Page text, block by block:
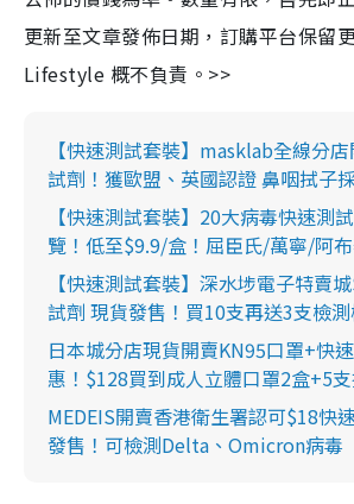
更新至文章發佈日期，訂購平台保留
Lifestyle 概不負責。>>
【快速測試套裝】masklab全線分
試劑！獲歐盟、英國認證 鼻咽拭子
【快速測試套裝】20大病毒快速測
覽！低至$9.9/盒！屈臣氏/萬寧/阿
【快速測試套裝】深水埗電子特賣
試劑 現貨發售！買10支再送3支檢
日本城分店現貨開賣KN95口罩+快
惠！$128買到成人立體口罩2盒+5
MEDEIS開賣香港衛生署認可$18快
發售！可檢測Delta、Omicron病毒